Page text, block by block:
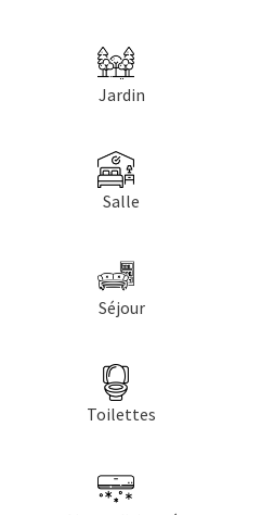
Jardin
Salle
Séjour
Toilettes